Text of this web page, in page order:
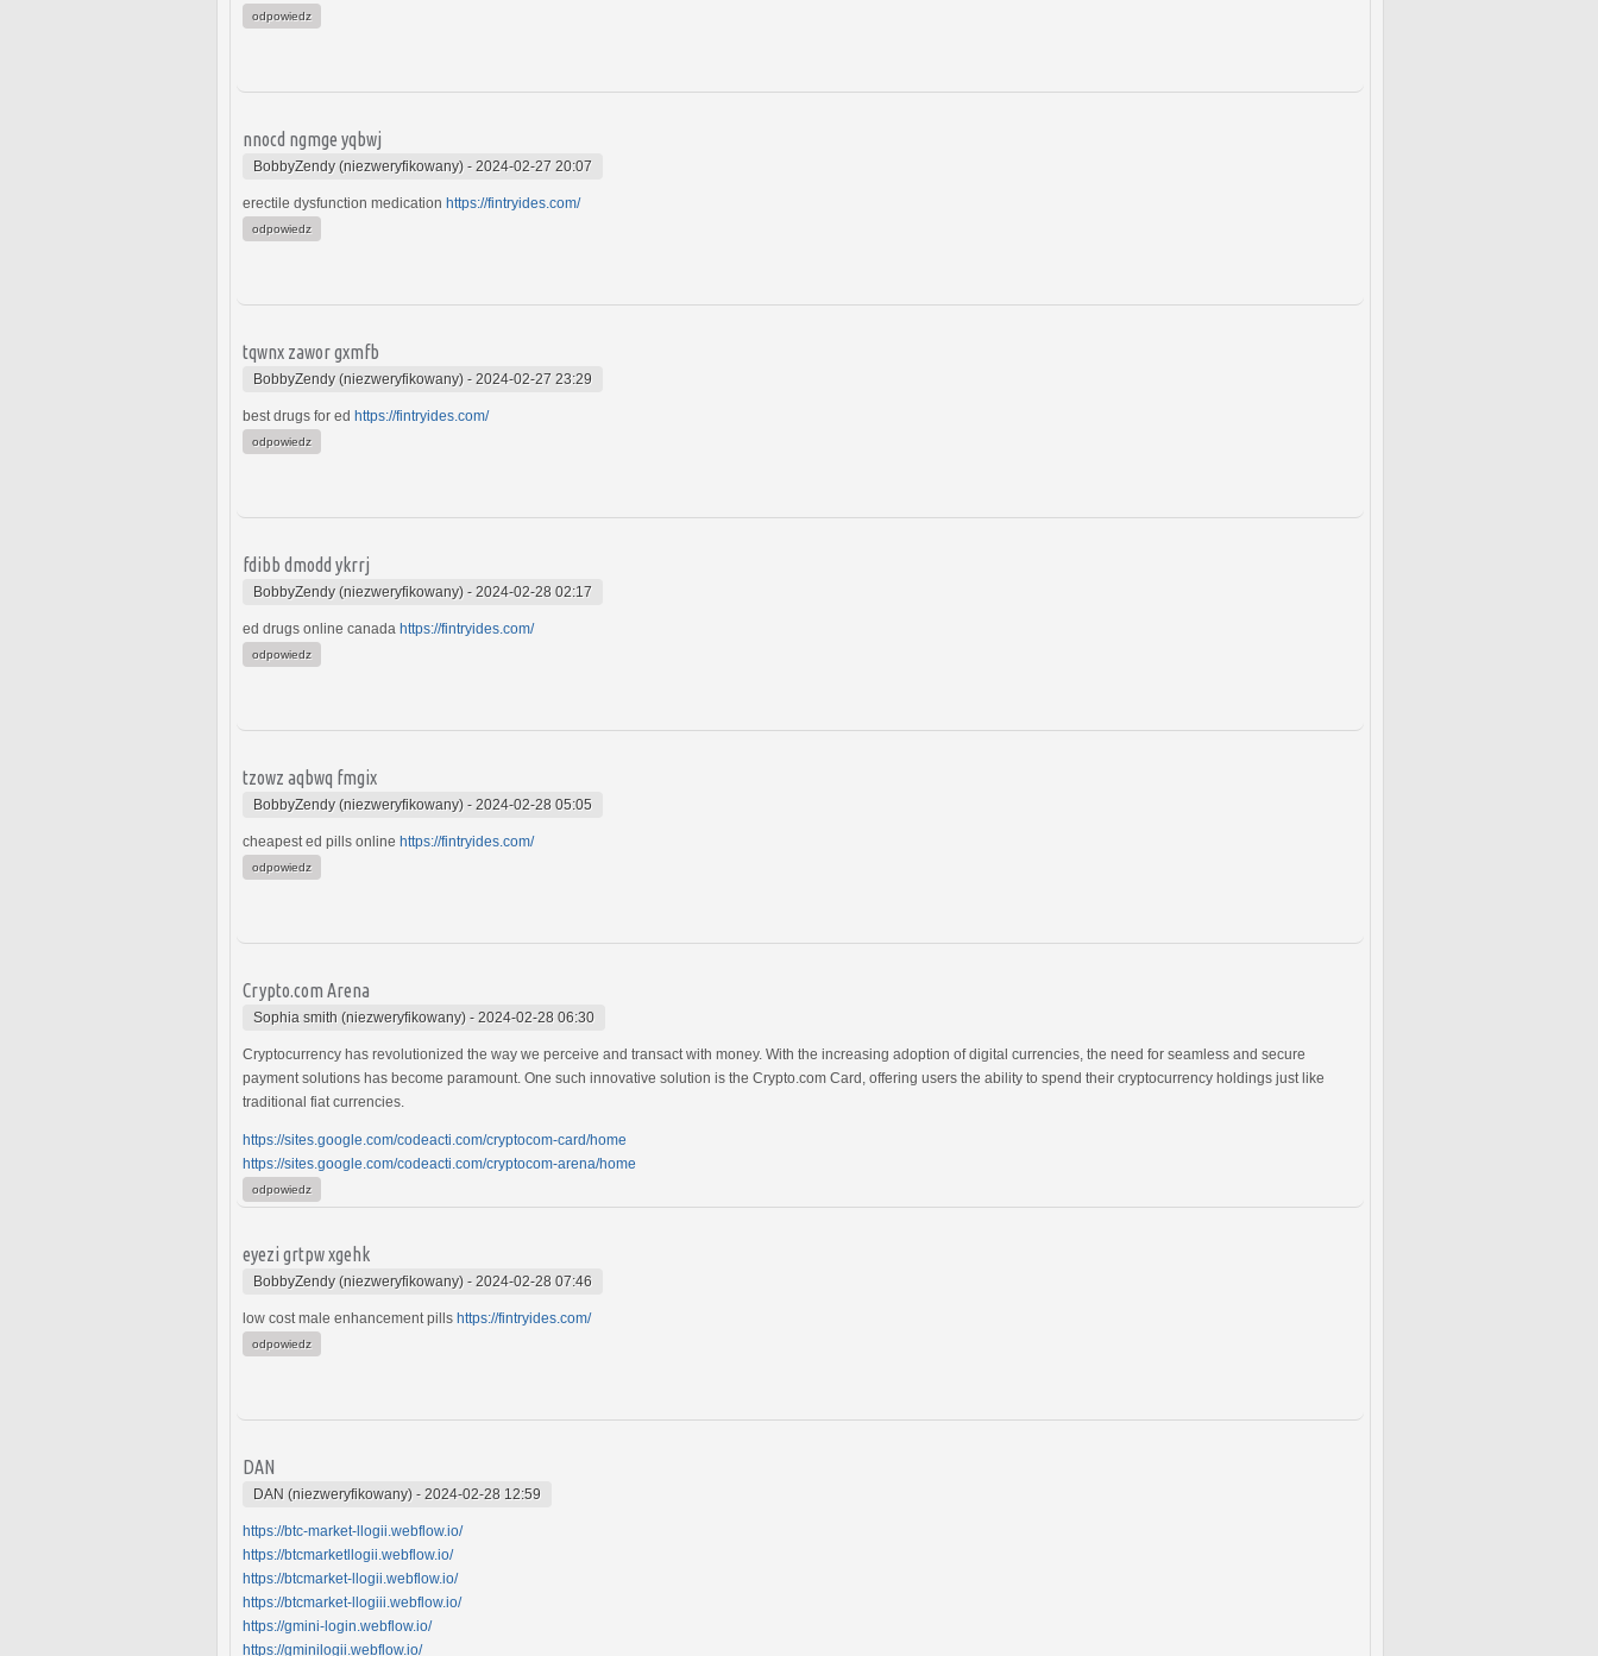
odpowiedz
nnocd ngmge yqbwj
BobbyZendy (niezweryfikowany) - 2024-02-27 20:07
erectile dysfunction medication https://fintryides.com/
odpowiedz
tqwnx zawor gxmfb
BobbyZendy (niezweryfikowany) - 2024-02-27 23:29
best drugs for ed https://fintryides.com/
odpowiedz
fdibb dmodd ykrrj
BobbyZendy (niezweryfikowany) - 2024-02-28 02:17
ed drugs online canada https://fintryides.com/
odpowiedz
tzowz aqbwq fmgix
BobbyZendy (niezweryfikowany) - 2024-02-28 05:05
cheapest ed pills online https://fintryides.com/
odpowiedz
Crypto.com Arena
Sophia smith (niezweryfikowany) - 2024-02-28 06:30
Cryptocurrency has revolutionized the way we perceive and transact with money. With the increasing adoption of digital currencies, the need for seamless and secure
payment solutions has become paramount. One such innovative solution is the Crypto.com Card, offering users the ability to spend their cryptocurrency holdings just like
traditional fiat currencies.
https://sites.google.com/codeacti.com/cryptocom-card/home
https://sites.google.com/codeacti.com/cryptocom-arena/home
odpowiedz
eyezi grtpw xgehk
BobbyZendy (niezweryfikowany) - 2024-02-28 07:46
low cost male enhancement pills https://fintryides.com/
odpowiedz
DAN
DAN (niezweryfikowany) - 2024-02-28 12:59
https://btc-market-llogii.webflow.io/
https://btcmarketllogii.webflow.io/
https://btcmarket-llogii.webflow.io/
https://btcmarket-llogiii.webflow.io/
https://gmini-login.webflow.io/
https://gminilogii.webflow.io/